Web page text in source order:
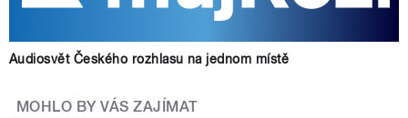
Audiosvět Českého rozhlasu na jednom místě
MOHLO BY VÁS ZAJÍMAT